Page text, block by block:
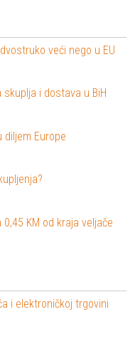
veći nego u EU
i dostava u BiH
diljem Europe
KM od kraja veljače
i elektroničkoj trgovini